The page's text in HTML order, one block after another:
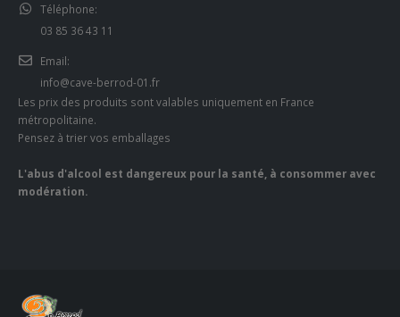
Téléphone:
03 85 36 43 11
Email:
info@cave-berrod-01.fr
Les prix des produits sont valables uniquement en France
métropolitaine.
Pensez à trier vos emballages
L'abus d'alcool est dangereux pour la santé, à consommer avec
modération.